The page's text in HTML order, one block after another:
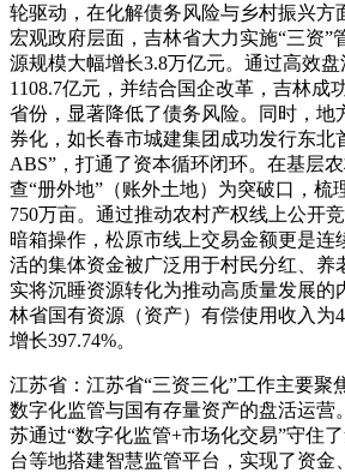
轮驱动，在化解债务风险与乡村振兴方
宏观政府层面，吉林省大力实施“三资”
源规模大幅增长3.8万亿元。通过高效
1108.7亿元，并结合国企改革，吉林成
省份，显著降低了债务风险。同时，地
券化，如长春市城建集团成功发行东北
ABS”，打通了资本循环闭环。在基层
查“册外地”（账外土地）为突破口，梳
750万亩。通过推动农村产权线上公开
暗箱操作，松原市线上交易金额更是连
活的集体资金被广泛用于村民分红、养
实将沉睡资源转化为推动高质量发展的
林省国有资源（资产）有偿使用收入为
增长397.74%。
江苏省：江苏省“三资三化”工作主要聚
数字化监管与国有存量资产的盘活运营
苏通过“数字化监管+市场化交易”守住
台等地搭建智慧监管平台，实现了资金